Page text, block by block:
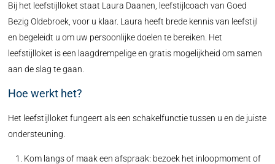
Bij het leefstijlloket staat Laura Daanen, leefstijlcoach van Goed
Bezig Oldebroek, voor u klaar. Laura heeft brede kennis van leefstijl
en begeleidt u om uw persoonlijke doelen te bereiken. Het
leefstijlloket is een laagdrempelige en gratis mogelijkheid om samen
aan de slag te gaan.
Hoe werkt het?
Het leefstijlloket fungeert als een schakelfunctie tussen u en de juiste
ondersteuning.
Kom langs of maak een afspraak: bezoek het inloopmoment of